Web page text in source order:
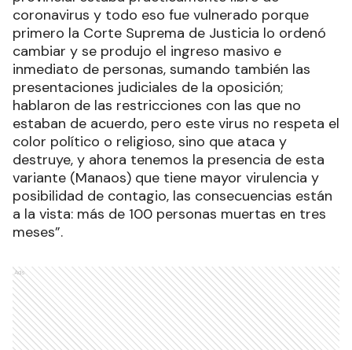
coronavirus y todo eso fue vulnerado porque
primero la Corte Suprema de Justicia lo ordenó
cambiar y se produjo el ingreso masivo e
inmediato de personas, sumando también las
presentaciones judiciales de la oposición;
hablaron de las restricciones con las que no
estaban de acuerdo, pero este virus no respeta el
color político o religioso, sino que ataca y
destruye, y ahora tenemos la presencia de esta
variante (Manaos) que tiene mayor virulencia y
posibilidad de contagio, las consecuencias están
a la vista: más de 100 personas muertas en tres
meses”.
Ads